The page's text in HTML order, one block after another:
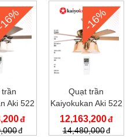
Aki 522
-16%
Quạt trần
Kaiyokukan Aki 522
G
12,163,200
14,480,000